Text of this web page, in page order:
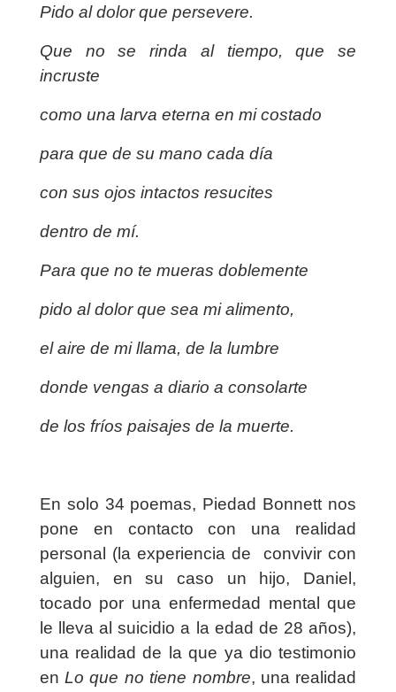
Pido al dolor que persevere.
Que no se rinda al tiempo, que se
incruste
como una larva eterna en mi costado
para que de su mano cada día
con sus ojos intactos resucites
dentro de mí.
Para que no te mueras doblemente
pido al dolor que sea mi alimento,
el aire de mi llama, de la lumbre
donde vengas a diario a consolarte
de los fríos paisajes de la muerte.
En solo 34 poemas, Piedad Bonnett nos
pone en contacto con una realidad
personal (la experiencia de
convivir con
alguien, en su caso un hijo, Daniel,
tocado por una enfermedad mental que
le lleva al suicidio a la edad de 28 años),
una realidad de la que ya dio testimonio
enLo que no tiene nombre, una realidad